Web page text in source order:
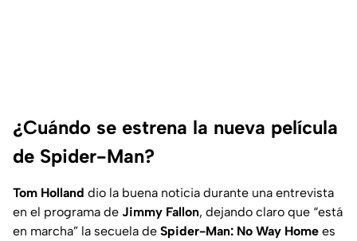
¿Cuándo se estrena la nueva película
de Spider-Man?
Tom Holland dio la buena noticia durante una entrevista
en el programa de Jimmy Fallon, dejando claro que “está
en marcha” la secuela de Spider-Man: No Way Home es